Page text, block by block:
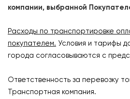
компании, выбранной
Расходы по транспортировке
покупателем. Условия и тарифы
города согласовываются с
Ответственность за перевозку
Транспортная компания.